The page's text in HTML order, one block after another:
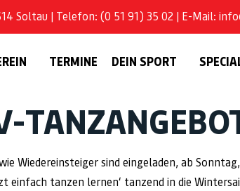
Soltau | Telefon: (0 51 91) 35 02 | E-Mail:
TERMINE DEIN SPORT
Wiedereinsteiger sind eingeladen, ab
tanzen lernen‘ tanzend in die